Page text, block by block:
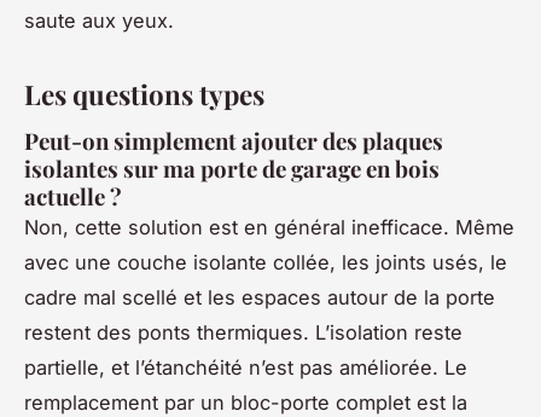
saute aux yeux.
Les questions types
Peut-on simplement ajouter des plaques
isolantes sur ma porte de garage en bois
actuelle ?
Non, cette solution est en général inefficace. Même
avec une couche isolante collée, les joints usés, le
cadre mal scellé et les espaces autour de la porte
restent des ponts thermiques. L’isolation reste
partielle, et l’étanchéité n’est pas améliorée. Le
remplacement par un bloc-porte complet est la